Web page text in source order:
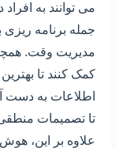
می توانند به
جمله برنامه ریزی
مدیریت وقت.
کمک کنند تا
اطلاعات به دست
تا تصمیمات
علاوه بر این،